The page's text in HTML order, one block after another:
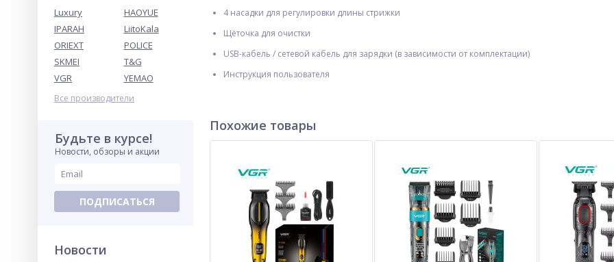
Luxury
HAOYUE
IPARAH
LiitoKala
ORIEXT
POLICE
SKMEI
T&G
VGR
YEMAO
Все производители
Будьте в курсе!
Новости, обзоры и акции
ПОДПИСАТЬСЯ
Новости
4 насадки для регулировки длины стрижки
Щёточка для очистки
USB-кабель / сетевой кабель для зарядки (в зависимости от комплектации)
Инструкция пользователя
Похожие товары